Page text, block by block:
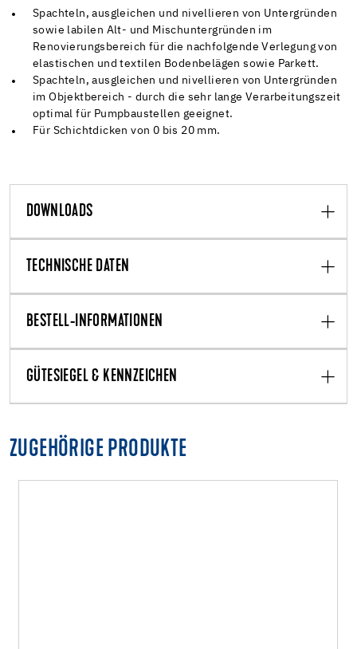
Spachteln, ausgleichen und nivellieren von Untergründen
sowie labilen Alt- und Mischuntergründen im
Renovierungsbereich für die nachfolgende Verlegung von
elastischen und textilen Bodenbelägen sowie Parkett.
Spachteln, ausgleichen und nivellieren von Untergründen
im Objektbereich - durch die sehr lange Verarbeitungszeit
optimal für Pumpbaustellen geeignet.
Für Schichtdicken von 0 bis 20 mm.
DOWNLOADS
TECHNISCHE DATEN
BESTELL-INFORMATIONEN
GÜTESIEGEL & KENNZEICHEN
ZUGEHÖRIGE PRODUKTE